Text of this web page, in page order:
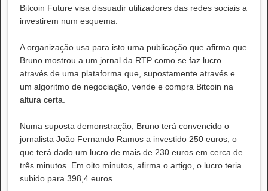
Bitcoin Future visa dissuadir utilizadores das redes sociais a
investirem num esquema.
A organização usa para isto uma publicação que afirma que
Bruno mostrou a um jornal da RTP como se faz lucro
através de uma plataforma que, supostamente através e
um algoritmo de negociação, vende e compra Bitcoin na
altura certa.
Numa suposta demonstração, Bruno terá convencido o
jornalista João Fernando Ramos a investido 250 euros, o
que terá dado um lucro de mais de 230 euros em cerca de
três minutos. Em oito minutos, afirma o artigo, o lucro teria
subido para 398,4 euros.